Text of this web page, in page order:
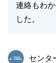
連絡もわ
した。
東急リ
センタ